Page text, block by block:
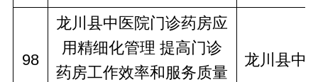
98
龙川县中医院门诊药房应
用精细化管理 提高门诊
药房工作效率和服务质量
龙川县中